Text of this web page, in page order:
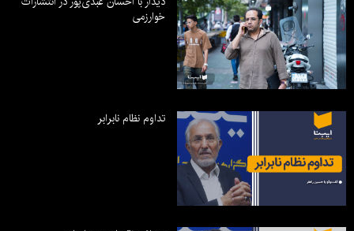
خوارزمی
تداوم نظام نابرابر